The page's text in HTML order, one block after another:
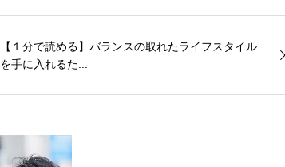
【１分で読める】バランスの取れたライフスタイル
を手に入れるた...